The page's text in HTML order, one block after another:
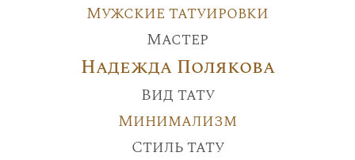
Мужские татуировки
Мастер
Надежда Полякова
Вид тату
Минимализм
Стиль тату